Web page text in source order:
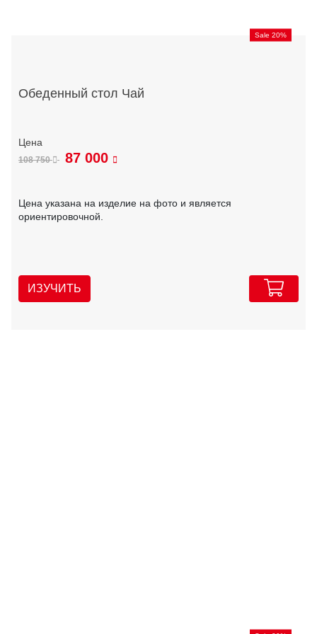
Sale 20%
Обеденный стол Чай
108 750 87 000
Цена указана на изделие на фото и является
ориентировочной.
ИЗУЧИТЬ